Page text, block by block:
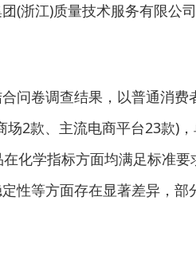
(浙江)质量技术服务有限公
卷调查结果，以普通消费
场2款、主流电商平台23款)
化学指标方面均满足标准
性等方面存在显著差异，部